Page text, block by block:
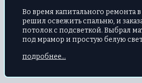
Во время капитального ремонта
решил освежить спальню, и
потолок с подсветкой. Выбрал
под мрамор и простую белую
спальне стало гораздо уютнее.
подробнее...